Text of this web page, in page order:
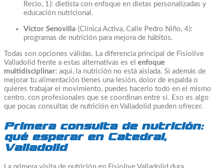
Recio, 1): dietista con enfoque en dietas personalizadas y
educación nutricional.
Víctor Senovilla (Clínica Activa, Calle Pedro Niño, 4):
programas de nutrición para mejora de hábitos.
Todas son opciones válidas. La diferencia principal de Fisiolive
Valladolid frente a estas alternativas es el enfoque
multidisciplinar: aquí, la nutrición no está aislada. Si además de
mejorar tu alimentación tienes una lesión, dolor de espalda o
quieres trabajar el movimiento, puedes hacerlo todo en el mismo
centro, con profesionales que se coordinan entre sí. Eso es algo
que pocas consultas de nutrición en Valladolid pueden ofrecer.
Primera consulta de nutrición:
qué esperar en Catedral,
Valladolid